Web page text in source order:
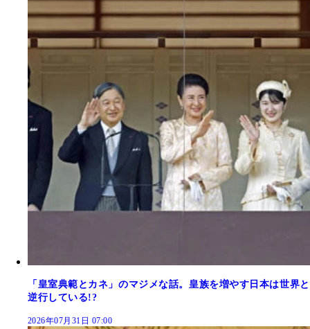
「皇室典範とカネ」のマジメな話。皇族を増やす日本は世界と
逆行している!?
2026年07月31日 07:00